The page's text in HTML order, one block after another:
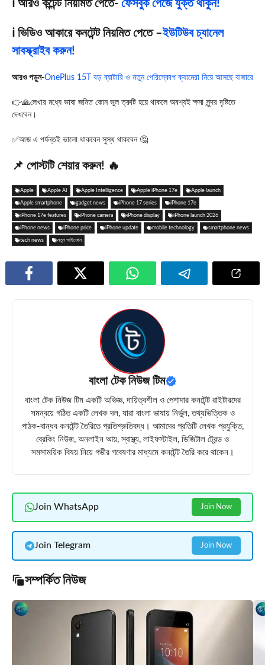
ℹ️ আরও কন্টেন্ট নিয়মিত পেতে- ফেসবুক পেজে যুক্ত থাকুন!
ℹ️ ভিডিও আকারে কনটেন্ট নিয়মিত পেতে –ইউটিউব চ্যানেল
সাবস্ক্রাইব করুন!
আরও পড়ুন-OnePlus 15T বড় ব্যাটারি ও নতুন পেরিস্কোপ ক্যামেরা নিয়ে আসছে বাজারে
👉🙏লেখার মধ্যে ভাষা জনিত কোন ভুল ত্রুটি হয়ে থাকলে অবশ্যই ক্ষমা সুন্দর দৃষ্টিতে
দেখবেন।
✅আজ এ পর্যন্তই ভালো থাকবেন সুস্থ থাকবেন 🤔
📌 পোস্টটি শেয়ার করুন! 🔥
Apple Apple AI Apple Intelligence Apple iPhone 17e Apple launch
Apple smartphone gadget news iPhone 17 series iPhone 17e
iPhone 17e features iPhone camera iPhone display iPhone launch 2026
iPhone news iPhone price iPhone update mobile technology smartphone news
tech news নতুন আইফোন
বাংলা টেক নিউজ টিম
বাংলা টেক নিউজ টিম একটি অভিজ্ঞ, দায়িত্বশীল ও পেশাদার কনটেন্ট রাইটারদের
সমন্বয়ে গঠিত একটি লেখক দল, যারা বাংলা ভাষায় নির্ভুল, তথ্যভিত্তিক ও
পাঠক-বান্ধব কনটেন্ট তৈরিতে প্রতিশ্রুতিবদ্ধ। আমাদের প্রতিটি লেখক প্রযুক্তি,
ব্রেকিং নিউজ, অনলাইন আয়, স্বাস্থ্য, লাইফস্টাইল, ডিজিটাল ট্রেন্ড ও
সমসাময়িক বিষয় নিয়ে গভীর গবেষণার মাধ্যমে কনটেন্ট তৈরি করে থাকেন।
Join WhatsApp Join Now
Join Telegram Join Now
সম্পর্কিত নিউজ